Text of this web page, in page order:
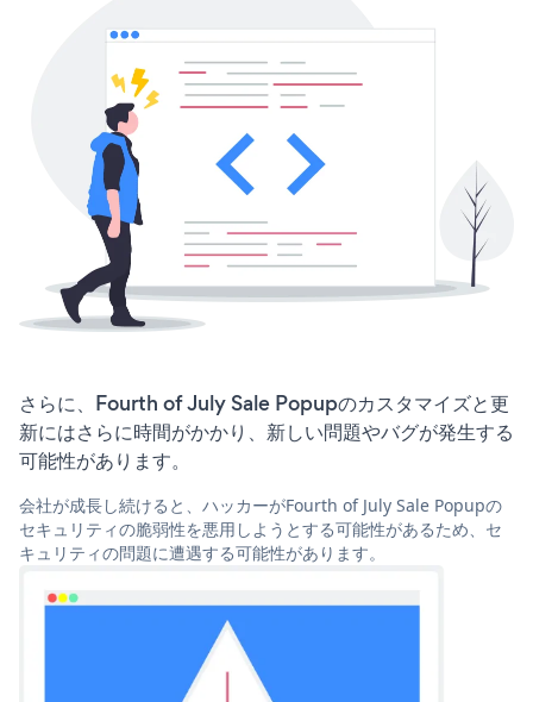
さらに、Fourth of July Sale Popupのカスタマイズと更
新にはさらに時間がかかり、新しい問題やバグが発生する
可能性があります。
会社が成長し続けると、ハッカーがFourth of July Sale Popupの
セキュリティの脆弱性を悪用しようとする可能性があるため、セ
キュリティの問題に遭遇する可能性があります。